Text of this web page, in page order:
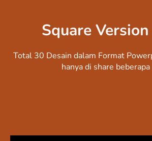
Square
Total 30 Desain dalam Format
hanya di share beberapa